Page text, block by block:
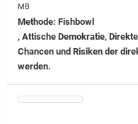
MB
Methode: Fishbowl
, Attische Demokratie,
Chancen und Risiken der
werden.